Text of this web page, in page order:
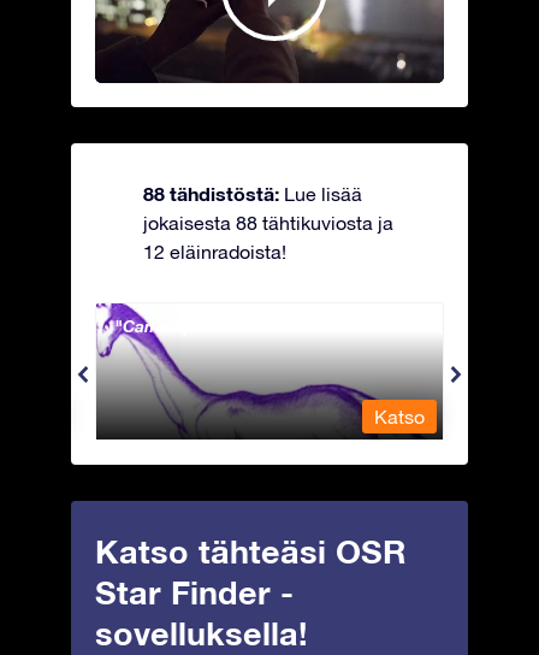
88 tähdistöstä: Lue lisää
jokaisesta 88 tähtikuviosta ja
12 eläinradoista!
Camelopardalis - Kirahvi
Katso
Katso tähteäsi OSR
Star Finder -
sovelluksella!